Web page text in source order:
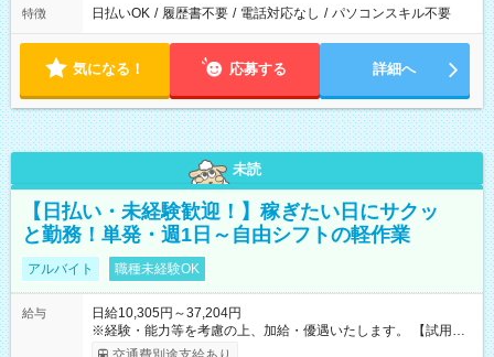
特徴 日払いOK / 履歴書不要 / 電話対応なし / パソコンスキル不要
気になる！ 応募する 詳細へ
未読
【日払い・未経験歓迎！】稼ぎたい日にサクッ
と勤務！単発・週1日～自由シフトの軽作業
アルバイト 職種未経験OK
給与
日給10,305円～37,204円
※経験・能力等を考慮の上、加給・優遇いたします。 【試用期
間】試用期間なし